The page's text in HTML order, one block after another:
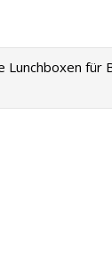
Lunchboxen für